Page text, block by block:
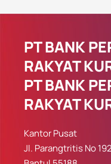
PT BANK
RAKYAT
PT BANK
RAKYAT
Kantor Pusat
Jl. Parangtritis No